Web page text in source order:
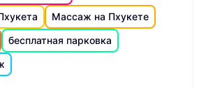
Массаж на Пхукете
бесплатная парковка